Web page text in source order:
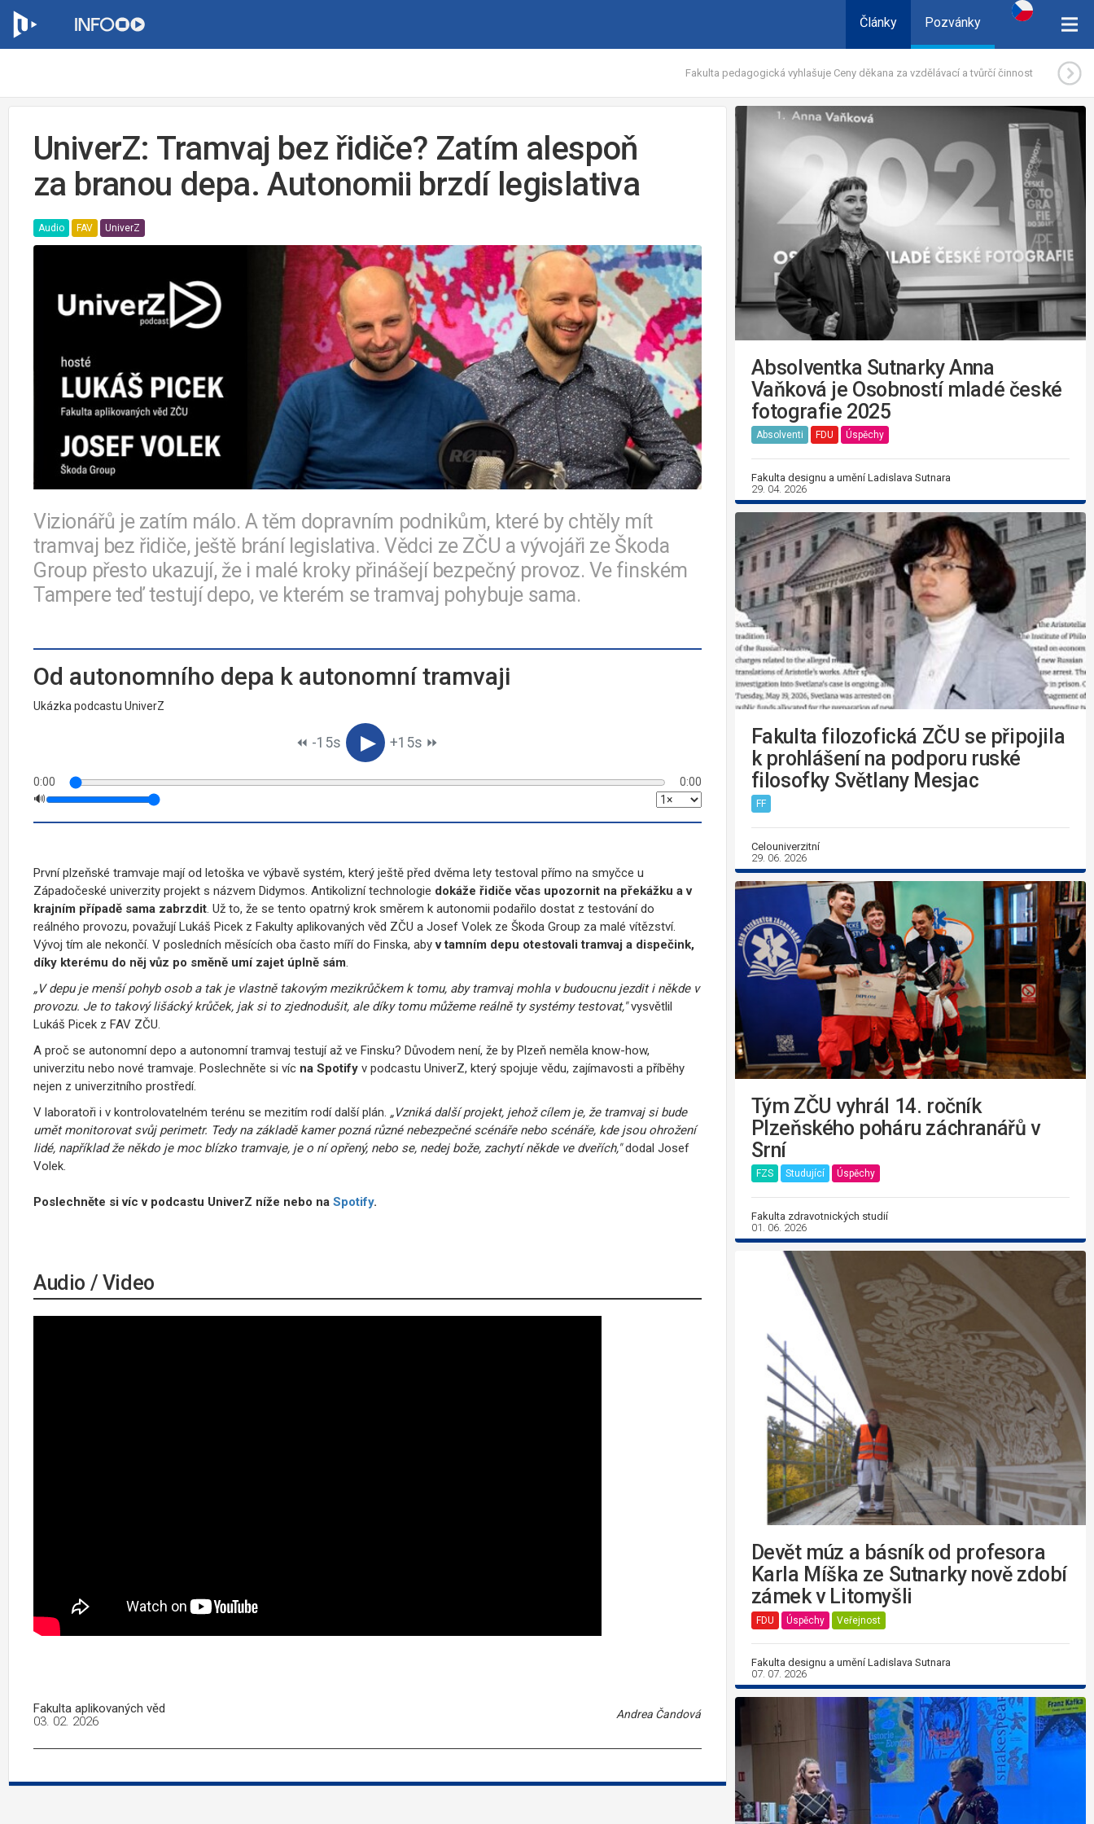
Články Pozvánky
Fakulta pedagogická vyhlašuje Ceny děkana za vzdělávací a tvůrčí činnost
UniverZ: Tramvaj bez řidiče? Zatím alespoň
za branou depa. Autonomii brzdí legislativa
Audio FAV UniverZ
Vizionářů je zatím málo. A těm dopravním podnikům, které by chtěly mít
tramvaj bez řidiče, ještě brání legislativa. Vědci ze ZČU a vývojáři ze Škoda
Group přesto ukazují, že i malé kroky přinášejí bezpečný provoz. Ve finském
Tampere teď testují depo, ve kterém se tramvaj pohybuje sama.
Od autonomního depa k autonomní tramvaji
Ukázka podcastu UniverZ
⏪︎ -15s ▶︎ +15s ⏩︎
0:00
0:00
🔊
První plzeňské tramvaje mají od letoška ve výbavě systém, který ještě před dvěma lety testoval přímo na smyčce u
Západočeské univerzity projekt s názvem Didymos. Antikolizní technologie dokáže řidiče včas upozornit na překážku a v
krajním případě sama zabrzdit. Už to, že se tento opatrný krok směrem k autonomii podařilo dostat z testování do
reálného provozu, považují Lukáš Picek z Fakulty aplikovaných věd ZČU a Josef Volek ze Škoda Group za malé vítězství.
Vývoj tím ale nekončí. V posledních měsících oba často míří do Finska, abyv tamním depu otestovali tramvaj a dispečink,
díky kterému do něj vůz po směně umí zajet úplně sám.
„V depu je menší pohyb osob a tak je vlastně takovým mezikrůčkem k tomu, aby tramvaj mohla v budoucnu jezdit i někde v
provozu. Je to takový lišácký krůček, jak si to zjednodušit, ale díky tomu můžeme reálně ty systémy testovat,"vysvětlil
Lukáš Picek z FAV ZČU.
A proč se autonomní depo a autonomní tramvaj testují až ve Finsku? Důvodem není, že by Plzeň neměla know-how,
univerzitu nebo nové tramvaje. Poslechněte si víc na Spotify v podcastu UniverZ, který spojuje vědu, zajímavosti a příběhy
nejen z univerzitního prostředí.
V laboratoři i v kontrolovatelném terénu se mezitím rodí další plán. „Vzniká další projekt, jehož cílem je, že tramvaj si bude
umět monitorovat svůj perimetr. Tedy na základě kamer pozná různé nebezpečné scénáře nebo scénáře, kde jsou ohrožení
lidé, například že někdo je moc blízko tramvaje, je o ní opřený, nebo se, nedej bože, zachytí někde ve dveřích,"dodal Josef
Volek.
Poslechněte si víc v podcastu UniverZ níže nebo na Spotify.
Audio / Video
Fakulta aplikovaných věd Andrea Čandová
03. 02. 2026
Absolventka Sutnarky Anna
Vaňková je Osobností mladé české
fotografie 2025
Absolventi FDU Úspěchy
Fakulta designu a umění Ladislava Sutnara
29. 04. 2026
Fakulta filozofická ZČU se připojila
k prohlášení na podporu ruské
filosofky Světlany Mesjac
FF
Celouniverzitní
29. 06. 2026
Tým ZČU vyhrál 14. ročník
Plzeňského poháru záchranářů v
Srní
FZS Studující Úspěchy
Fakulta zdravotnických studií
01. 06. 2026
Devět múz a básník od profesora
Karla Míška ze Sutnarky nově zdobí
zámek v Litomyšli
FDU Úspěchy Veřejnost
Fakulta designu a umění Ladislava Sutnara
07. 07. 2026